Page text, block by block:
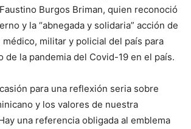
Burgos Briman, quien reconoció
y la “abnegada y solidaria” acción de
militar y policial del país para
de la pandemia del Covid-19 en el país.
para una reflexión seria sobre
y los valores de nuestra
una referencia obligada al emblema